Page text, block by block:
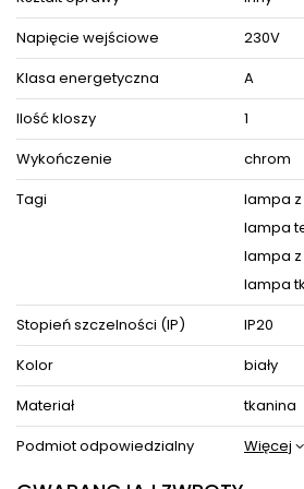
Zestaw zawiera instrukcję obsługi
do złożenia sprzętu.
ZOBACZ PODOBNE PRODUKTY W
Napięcie wejściowe
230V
Klasa energetyczna
A
Ilość kloszy
1
Wykończenie
chrom
Tagi
lampa
lampa
lampa z
lampa
Stopień szczelności (IP)
IP20
Kolor
biały
Materiał
tkanina
Podmiot odpowiedzialny
Więcej